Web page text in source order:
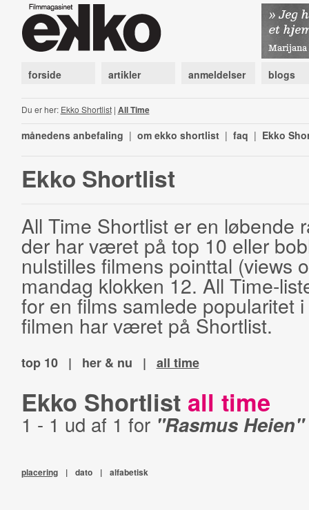
forside artikler anmeldelser blogs
Du er her: Ekko Shortlist| All Time
månedens anbefaling | om ekko shortlist | faq | Ekko
Ekko Shortlist
All Time Shortlist er en løbende
der har været på top 10 eller
nulstilles filmens pointtal (views
mandag klokken 12. All Time-
for en films samlede popularitet
filmen har været på Shortlist.
top 10 | her & nu | all time
Ekko Shortlist all time
1 - 1 ud af 1 for "Rasmus Heien"
placering | dato | alfabetisk